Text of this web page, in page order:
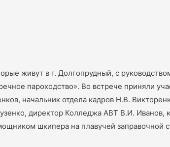
живут в г. Долгопрудный, с
пароходство». Во встрече приняли
начальник отдела кадров Н.В.
директор Колледжа АВТ В.И.
шкипера на плавучей заправочной